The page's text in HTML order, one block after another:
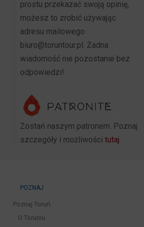
prostu przekazać swoją opinię,
możesz to zrobić używając
adresu mailowego
biuro@toruntour.pl. Żadna
wiadomość nie pozostanie bez
odpowiedzi!
Zostań naszym patronem. Poznaj
szczegóły i możliwości tutaj
POZNAJ
Poznaj Toruń
O Toruniu